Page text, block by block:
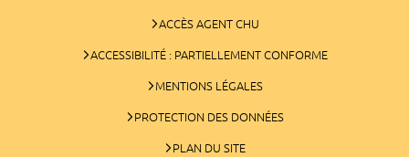
ACCÈS AGENT CHU
ACCESSIBILITÉ : PARTIELLEMENT CONFORME
MENTIONS LÉGALES
PROTECTION DES DONNÉES
PLAN DU SITE